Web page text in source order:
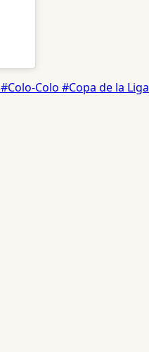
#Colo-Colo #Copa de la Liga